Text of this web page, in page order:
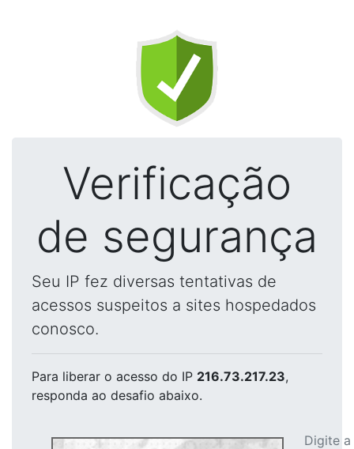
Verificação
de segurança
Seu IP fez diversas tentativas de
acessos suspeitos a sites hospedados
conosco.
Para liberar o acesso do IP 216.73.217.23,
responda ao desafio abaixo.
Digite